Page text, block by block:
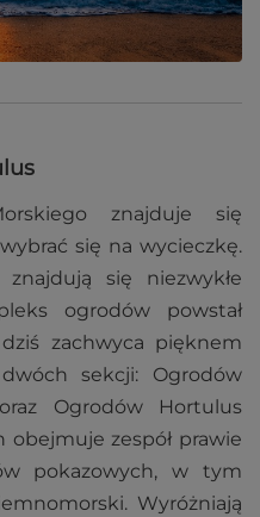
znajduje się
się na wycieczkę.
się niezwykłe
ogrodów powstał
zachwyca pięknem
sekcji: Ogrodów
Ogrodów Hortulus
obejmuje zespół prawie
pokazowych, w tym
Wyróżniają